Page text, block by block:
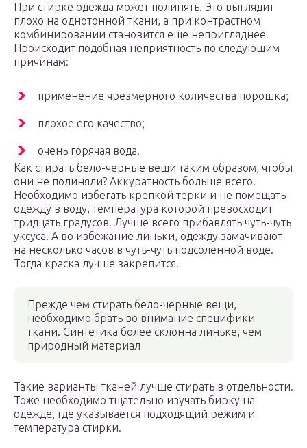
При стирке одежда может полинять. Это выглядит
плохо на однотонной ткани, а при контрастном
комбинировании становится еще непригляднее.
Происходит подобная неприятность по следующим
причинам:
применение чрезмерного количества порошка;
плохое его качество;
очень горячая вода.
Как стирать бело-черные вещи таким образом, чтобы
они не полиняли? Аккуратность больше всего.
Необходимо избегать крепкой терки и не помещать
одежду в воду, температура которой превосходит
тридцать градусов. Лучше всего прибавлять чуть-чуть
уксуса. А во избежание линьки, одежду замачивают
на несколько часов в чуть-чуть подсоленной воде.
Тогда краска лучше закрепится.
Прежде чем стирать бело-черные вещи,
необходимо брать во внимание специфики
ткани. Синтетика более склонна линьке, чем
природный материал
Такие варианты тканей лучше стирать в отдельности.
Тоже необходимо тщательно изучать бирку на
одежде, где указывается подходящий режим и
температура стирки.